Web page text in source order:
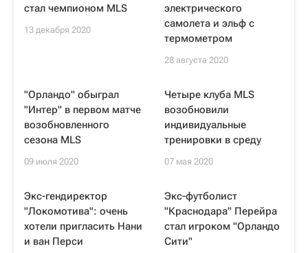
стал чемпионом MLS
13 декабря 2020
электрического
самолета и эльф с
термометром
28 августа 2020
"Орландо" обыграл
"Интер" в первом матче
возобновленного
сезона MLS
09 июля 2020
Четыре клуба MLS
возобновили
индивидуальные
тренировки в среду
07 мая 2020
Экс-гендиректор
"Локомотива": очень
хотели пригласить Нани
и ван Перси
Экс-футболист
"Краснодара" Перейра
стал игроком "Орландо
Сити"